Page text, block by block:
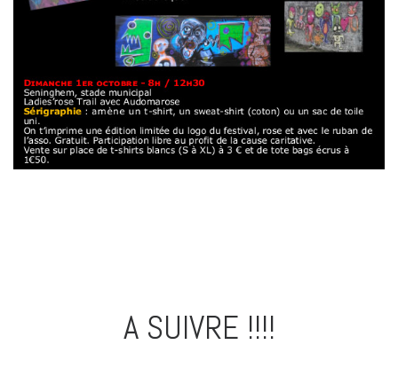
A SUIVRE !!!!